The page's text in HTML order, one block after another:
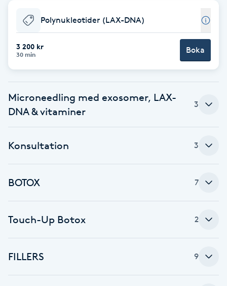
Babylights
Balayage
Barber
Blowout
Bottenfärg
Brynfärgning
Polynukleotider (LAX-DNA)
3 200 kr
30 min Boka
Microneedling med exosomer, LAX-
DNA & vitaminer
3
Konsultation 3
BOTOX 7
Touch-Up Botox 2
FILLERS 9